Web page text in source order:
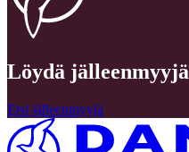
Löydä jälleenmyyjä
Etsi jälleenmyyjä